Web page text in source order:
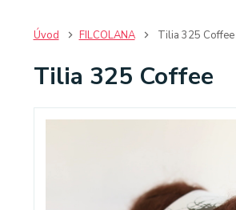
Úvod FILCOLANA Tilia 325 Coffee
Tilia 325 Coffee